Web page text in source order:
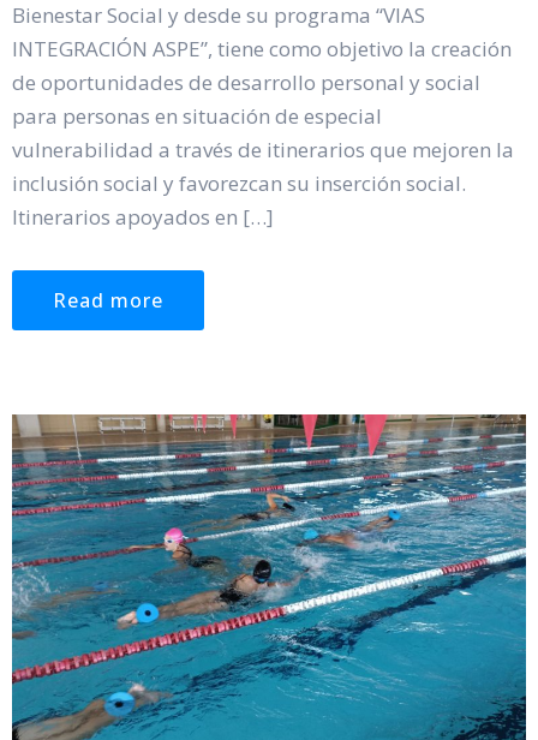
Bienestar Social y desde su programa “VIAS
INTEGRACIÓN ASPE”, tiene como objetivo la creación
de oportunidades de desarrollo personal y social
para personas en situación de especial
vulnerabilidad a través de itinerarios que mejoren la
inclusión social y favorezcan su inserción social.
Itinerarios apoyados en […]
Read more